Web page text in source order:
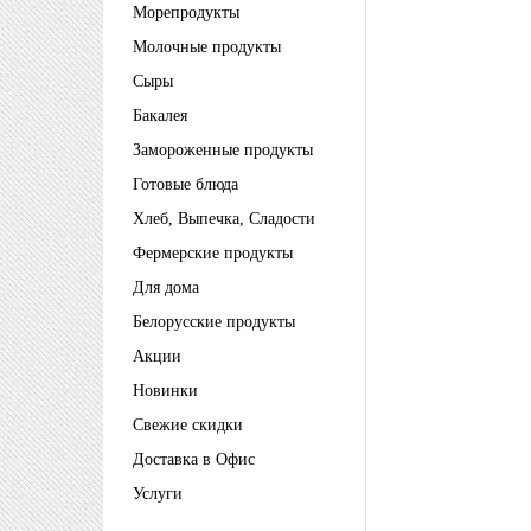
Морепродукты
Молочные продукты
Сыры
Бакалея
Замороженные продукты
Готовые блюда
Хлеб, Выпечка, Сладости
Фермерские продукты
Для дома
Белорусские продукты
Акции
Новинки
Свежие скидки
Доставка в Офис
Услуги